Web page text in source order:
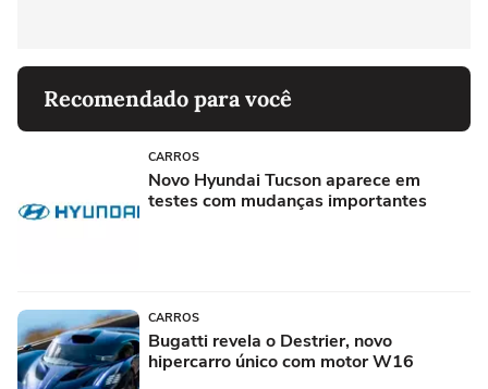
Recomendado para você
CARROS
Novo Hyundai Tucson aparece em
testes com mudanças importantes
CARROS
Bugatti revela o Destrier, novo
hipercarro único com motor W16